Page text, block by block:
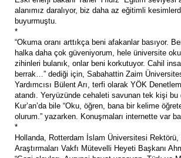
alanımız daralıyor, biz daha az eğitimli
buyurmuştu.
*
“Okuma oranı arttıkça beni afakanlar basıyor.
halka daha çok güveniyorum, hele üniversite
zihinleri bulanık, onlar beni korkutuyor. Cahil
berrak…” dediği için, Sabahattin Zaim
Yardımcısı Bülent Arı, terfi olarak YÖK
atandı. Yeryüzünde cehaleti savunan tek kişi bu
Kur’an’da bile “Oku, öğren, bana bir kelime
olurum.” yazarken. Konuşmaları internette var
*
Hollanda, Rotterdam İslam Üniversitesi Rektörü,
Araştırmaları Vakfı Mütevelli Heyeti Başkanı